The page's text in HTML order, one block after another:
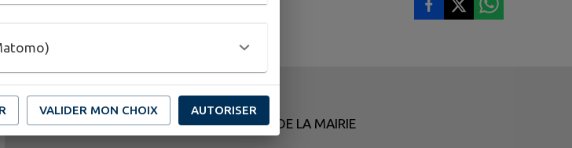
HORAIRES DE LA MAIRIE
VALIDER MON CHOIX AUTORISER